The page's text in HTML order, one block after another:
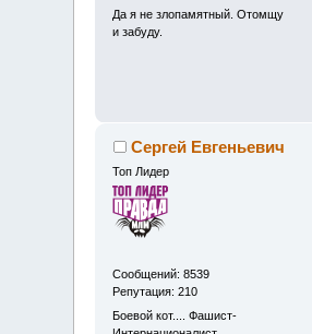
Да я не злопамятный. Отомщу
и забуду.
Сергей Евгеньевич
Топ Лидер
Сообщений: 8539
Репутация: 210
Боевой кот.... Фашист-